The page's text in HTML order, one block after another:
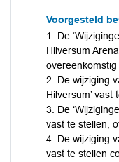
Voorgesteld
1. De
Hilversum
overeenkomstig
2. De wijziging
Hilversum’
3. De
vast te stellen,
4. De wijziging
vast te stellen